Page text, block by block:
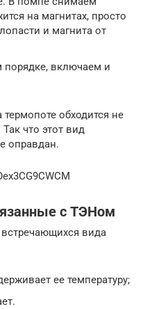
на магнитах, просто
и магнита от
включаем и
обходится не
что этот вид
оправдан.
с ТЭНом
вида
ее температуру;